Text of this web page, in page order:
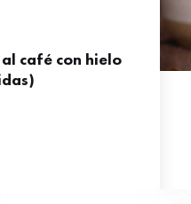
café con hielo